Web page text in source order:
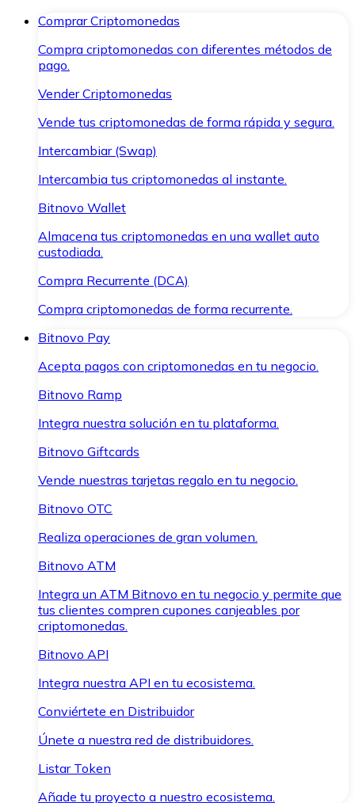
Comprar Criptomonedas
Compra criptomonedas con diferentes métodos de
pago.
Vender Criptomonedas
Vende tus criptomonedas de forma rápida y segura.
Intercambiar (Swap)
Intercambia tus criptomonedas al instante.
Bitnovo Wallet
Almacena tus criptomonedas en una wallet auto
custodiada.
Compra Recurrente (DCA)
Compra criptomonedas de forma recurrente.
Bitnovo Pay
Acepta pagos con criptomonedas en tu negocio.
Bitnovo Ramp
Integra nuestra solución en tu plataforma.
Bitnovo Giftcards
Vende nuestras tarjetas regalo en tu negocio.
Bitnovo OTC
Realiza operaciones de gran volumen.
Bitnovo ATM
Integra un ATM Bitnovo en tu negocio y permite que
tus clientes compren cupones canjeables por
criptomonedas.
Bitnovo API
Integra nuestra API en tu ecosistema.
Conviértete en Distribuidor
Únete a nuestra red de distribuidores.
Listar Token
Añade tu proyecto a nuestro ecosistema.